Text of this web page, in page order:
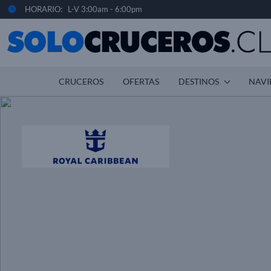
HORARIO: L-V 3:00am - 6:00pm
CRUCEROS OFERTAS DESTINOS